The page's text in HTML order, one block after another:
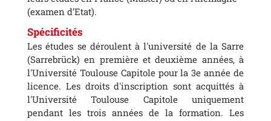
(examen d’Etat).
Spécificités
Les études se déroulent à l'université de la Sarre
(Sarrebrück) en première et deuxième années, à
l'Université Toulouse Capitole pour la 3e année de
licence. Les droits d'inscription sont acquittés à
l'Université Toulouse Capitole uniquement
pendant les trois années de la formation. Les